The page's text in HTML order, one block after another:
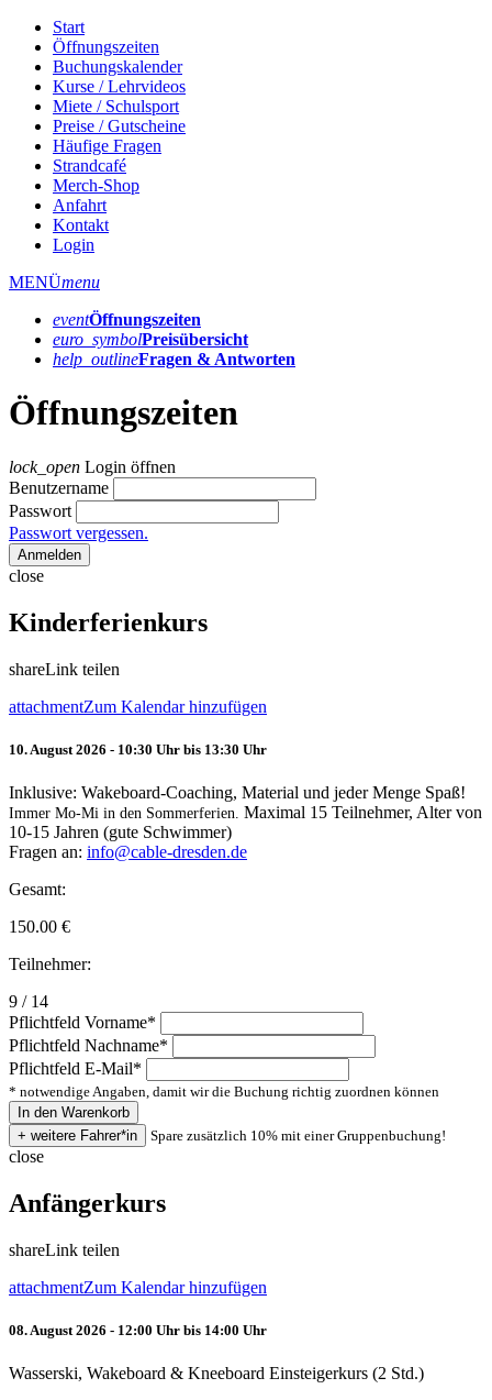
Start
Öffnungszeiten
Buchungskalender
Kurse / Lehrvideos
Miete / Schulsport
Preise / Gutscheine
Häufige Fragen
Strandcafé
Merch-Shop
Anfahrt
Kontakt
Login
MENÜmenu
eventÖffnungs­zeiten
euro_symbolPreis­übersicht
help_outlineFragen & Antworten
Öffnungszeiten
lock_open Login öffnen
Benutzername
Passwort
Passwort vergessen.
Anmelden
close
Kinderferienkurs
shareLink teilen
attachmentZum Kalendar hinzufügen
10. August 2026 - 10:30 Uhr bis 13:30 Uhr
Inklusive: Wakeboard-Coaching, Material und jeder Menge Spaß!
Immer Mo-Mi in den Sommerferien. Maximal 15 Teilnehmer, Alter von
10-15 Jahren (gute Schwimmer)
Fragen an: info@cable-dresden.de
Gesamt:
150.00 €
Teilnehmer:
9 / 14
Pflichtfeld Vorname*
Pflichtfeld Nachname*
Pflichtfeld E-Mail*
* notwendige Angaben, damit wir die Buchung richtig zuordnen können
Spare zusätzlich 10% mit einer Gruppenbuchung!
close
Anfängerkurs
shareLink teilen
attachmentZum Kalendar hinzufügen
08. August 2026 - 12:00 Uhr bis 14:00 Uhr
Wasserski, Wakeboard & Kneeboard Einsteigerkurs (2 Std.)